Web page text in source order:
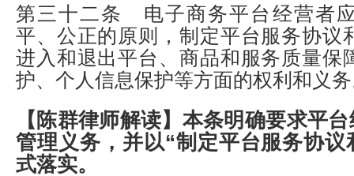
第三十二条 电子商务平台经营者
平、公正的原则，制定平台服务协议
进入和退出平台、商品和服务质量保
护、个人信息保护等方面的权利和义
【陈群律师解读】 本条明确要求平
管理义务，并以“制定平台服务协议
式落实。